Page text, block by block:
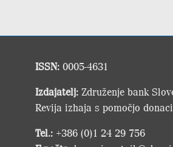
ISSN: 0005-4631
Izdajatelj: Združenje bank
Revija izhaja s pomočjo
Tel.: +386 (0)1 24 29 756